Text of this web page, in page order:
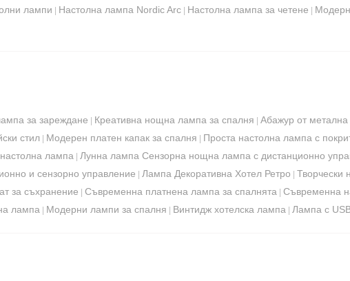
лампи | Настолна лампа Nordic Arc | Настолна лампа за четене |
за зареждане | Креативна нощна лампа за спалня | Абажур от метална
стил | Модерен платен капак за спалня | Проста настолна лампа с
лампа | Лунна лампа Сензорна нощна лампа с дистанционно
и сензорно управление | Лампа Декоративна Хотел Ретро | Творчески
за съхранение | Съвременна платнена лампа за спалнята | Съвременна
лампа | Модерни лампи за спалня | Винтидж хотелска лампа | Лампа с